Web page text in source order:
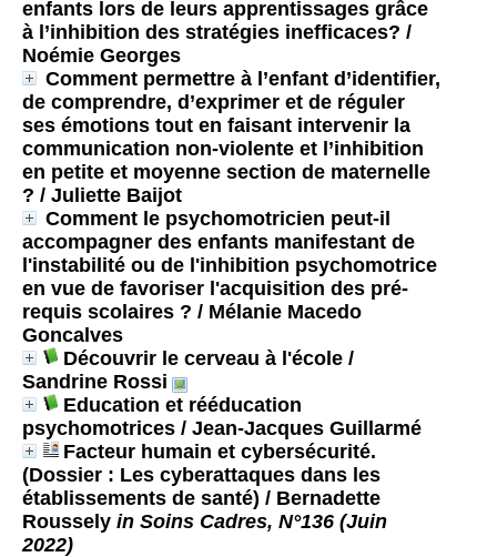
enfants lors de leurs apprentissages grâce
à l’inhibition des stratégies inefficaces? /
Noémie Georges
Comment permettre à l’enfant d’identifier,
de comprendre, d’exprimer et de réguler
ses émotions tout en faisant intervenir la
communication non-violente et l’inhibition
en petite et moyenne section de maternelle
? / Juliette Baijot
Comment le psychomotricien peut-il
accompagner des enfants manifestant de
l'instabilité ou de l'inhibition psychomotrice
en vue de favoriser l'acquisition des pré-
requis scolaires ? / Mélanie Macedo
Goncalves
Découvrir le cerveau à l'école /
Sandrine Rossi
Education et rééducation
psychomotrices / Jean-Jacques Guillarmé
Facteur humain et cybersécurité.
(Dossier : Les cyberattaques dans les
établissements de santé) / Bernadette
Roussely in Soins Cadres, N°136 (Juin
2022)